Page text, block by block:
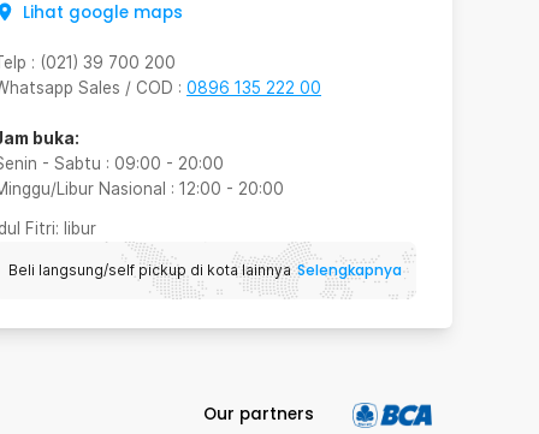
Lihat google maps
: (021) 39 700 200
Sales / COD : 0896 135 222 00
buka:
- Sabtu : 09:00 - 20:00
Libur Nasional : 12:00 - 20:00
Fitri: libur
Beli langsung/self pickup di kota lainnya Selengkapnya
Our partners